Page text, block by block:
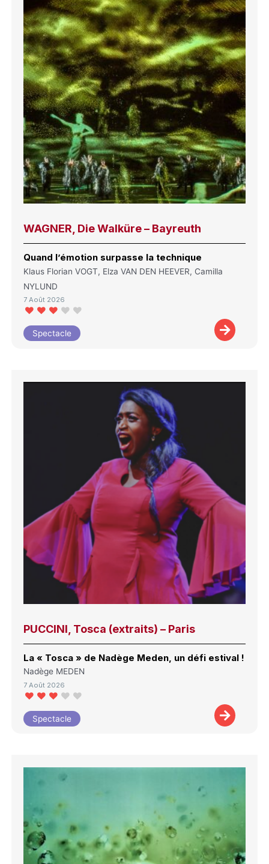
WAGNER, Die Walküre – Bayreuth
Quand l’émotion surpasse la technique
Klaus Florian VOGT, Elza VAN DEN HEEVER, Camilla
NYLUND
7 Août 2026
Spectacle
PUCCINI, Tosca (extraits) – Paris
La « Tosca » de Nadège Meden, un défi estival !
Nadège MEDEN
7 Août 2026
Spectacle